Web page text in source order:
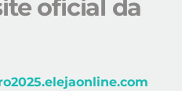
oficial da